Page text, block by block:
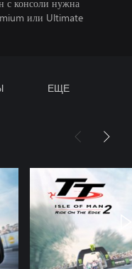
с консоли нужна
или Ultimate
ЕЩЕ